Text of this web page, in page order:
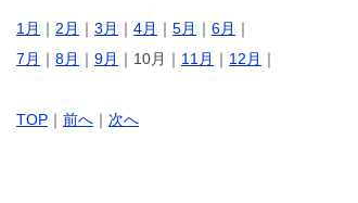
1月 ｜ 2月 ｜ 3月 ｜ 4月 ｜ 5月 ｜ 6月 ｜
7月 ｜ 8月 ｜ 9月 ｜10月｜ 11月 ｜ 12月 ｜
TOP ｜ 前へ ｜ 次へ